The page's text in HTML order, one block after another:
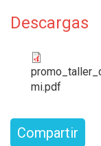
Descargas
mi.pdf
Compartir